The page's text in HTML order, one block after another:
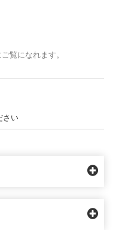
覧になれます。
さい